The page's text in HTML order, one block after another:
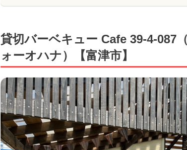
貸切バーベキュー Cafe 39-4-087
ォーオハナ）【富津市】